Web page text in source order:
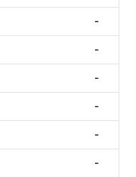
-
-
-
-
-
-